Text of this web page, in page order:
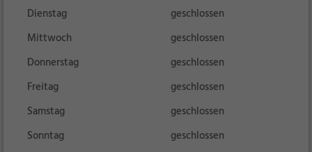
Dienstag
geschlossen
Mittwoch
geschlossen
Donnerstag
geschlossen
Freitag
geschlossen
Samstag
geschlossen
Sonntag
geschlossen